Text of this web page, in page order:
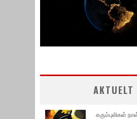
AKTUELT
கரும்புலிகள்